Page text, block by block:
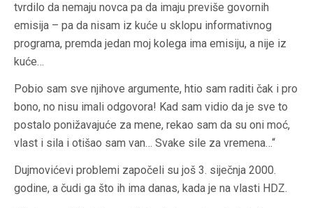
tvrdilo da nemaju novca pa da imaju previše govornih
emisija – pa da nisam iz kuće u sklopu informativnog
programa, premda jedan moj kolega ima emisiju, a nije iz
kuće…
Pobio sam sve njihove argumente, htio sam raditi čak i pro
bono, no nisu imali odgovora! Kad sam vidio da je sve to
postalo ponižavajuće za mene, rekao sam da su oni moć,
vlast i sila i otišao sam van… Svake sile za vremena…“
Dujmovićevi problemi započeli su još 3. siječnja 2000.
godine, a čudi ga što ih ima danas, kada je na vlasti HDZ.